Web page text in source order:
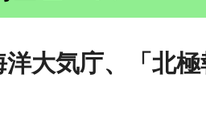
洋大気庁、「北